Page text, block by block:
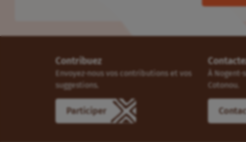
Contribuez
Envoyez-nous vos contributions et vos
suggestions.
Participer
À
Cotonou.